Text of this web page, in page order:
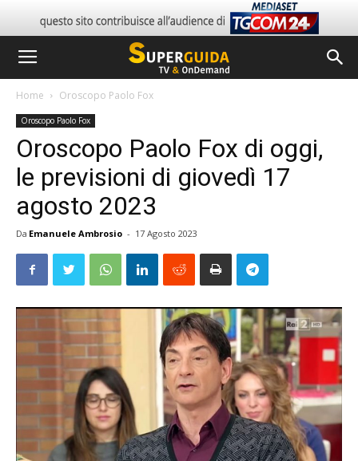
Home Oroscopo Paolo Fox
Oroscopo Paolo Fox
Oroscopo Paolo Fox di oggi,
le previsioni di giovedì 17
agosto 2023
Da Emanuele Ambrosio - 17 Agosto 2023